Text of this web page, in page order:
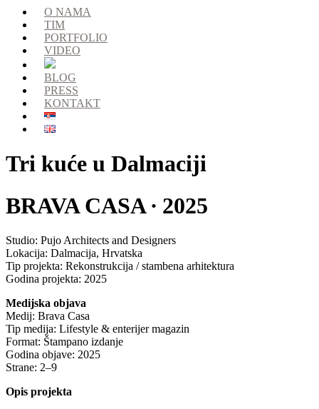
O NAMA
TIM
PORTFOLIO
VIDEO
BLOG
PRESS
KONTAKT
Tri kuće u Dalmaciji
BRAVA CASA ∙ 2025
Studio: Pujo Architects and Designers
Lokacija: Dalmacija, Hrvatska
Tip projekta: Rekonstrukcija / stambena arhitektura
Godina projekta: 2025
Medijska objava
Medij: Brava Casa
Tip medija: Lifestyle & enterijer magazin
Format: Štampano izdanje
Godina objave: 2025
Strane: 2–9
Opis projekta